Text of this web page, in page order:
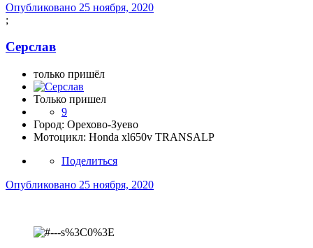
Опубликовано 25 ноября, 2020
;
Серслав
только пришёл
Только пришел
9
Город: Орехово-Зуево
Мотоцикл: Honda xl650v TRANSALP
Поделиться
Опубликовано 25 ноября, 2020